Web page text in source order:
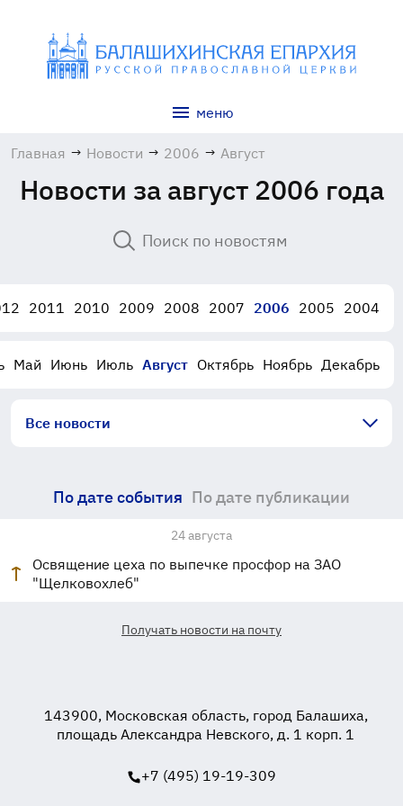
меню
Главная → Новости → 2006 → Август
Новости за август 2006 года
2011 2010 2009 2008 2007 2006 2005 2004
Май Июнь Июль Август Октябрь Ноябрь Декабрь
Все новости
По дате события По дате публикации
24 августа
Освящение цеха по выпечке просфор на ЗАО
"Щелковохлеб"
Получать новости на почту
143900, Московская область, город Балашиха,
площадь Александра Невского, д. 1 корп. 1
+7 (495) 19-19-309